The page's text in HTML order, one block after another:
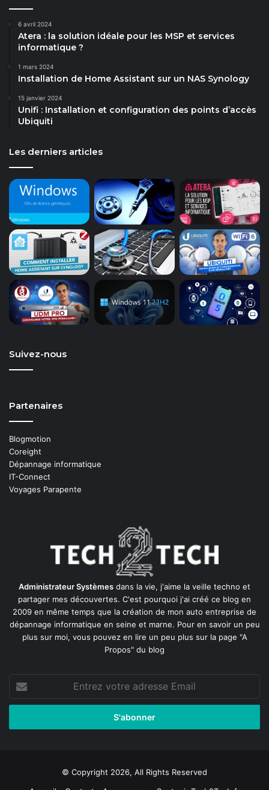
6 avril 2024
Atera : la solution idéale pour les MSP et services
informatique ?
1 mars 2024
Installation de Home Assistant sur un NAS Synology
15 janvier 2024
Unifi : Installation et configuration des points d’accès
Ubiquiti
Les derniers articles
Suivez-nous
Partenaires
Blogmotion
Coreight
Dépannage informatique
IT-Connect
Voyages Parapente
Administrateur Systèmes dans la vie, j'aime la veille techno et
partager mes découvertes. C'est pourquoi j'ai créé ce blog en
2009 en même temps que la création de mon auto entreprise de
dépannage informatique en seine et marne. Pour en savoir un peu
plus sur moi, vous pouvez en lire un peu plus sur la page "A
Propos" du blog
votre
adresse
© Copyright 2026, All Rights Reserved